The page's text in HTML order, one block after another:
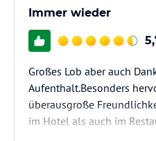
Immer wieder
Großes Lob aber auch
Aufenthalt.Besonders
überausgroße
im Hotel als auch im